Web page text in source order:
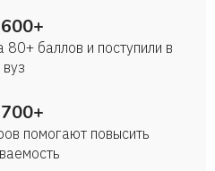
баллов и поступили в
вуз
помогают повысить